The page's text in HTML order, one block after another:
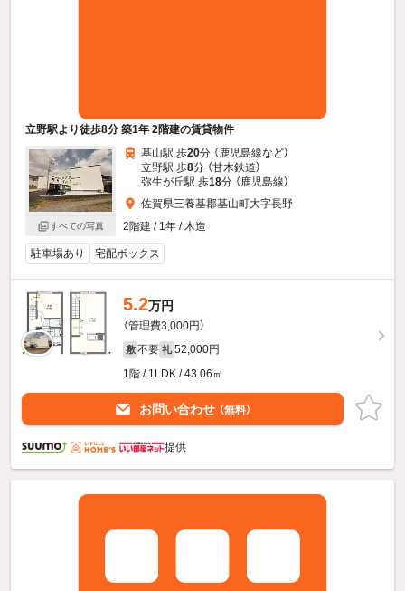
立野駅より徒歩8分 築1年 2階建の賃貸物件
すべての写真
基山駅 歩20分 （鹿児島線など）
立野駅 歩8分 （甘木鉄道）
弥生が丘駅 歩18分 （鹿児島線）
佐賀県三養基郡基山町大字長野
2階建 / 1年 / 木造
駐車場あり 宅配ボックス
5.2万円
（管理費3,000円）
敷 不要 礼 52,000円
1階 / 1LDK / 43.06㎡
お問い合わせ （無料）
提供